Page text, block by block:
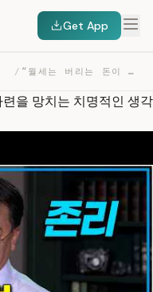
Get App
/ “월세는 버리는 돈이 아니다” 내 집 마련을 망치는 치명적인 생각의 오류｜클래스E｜알고E즘 — TRANSCRIPT
을 망치는 치명적인 생각